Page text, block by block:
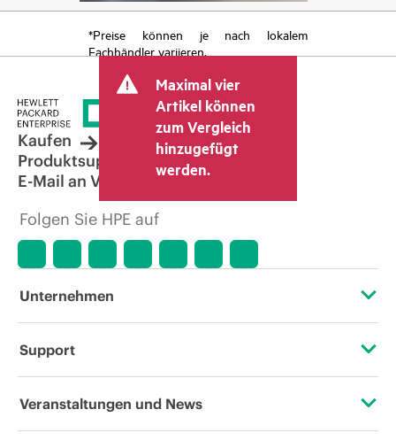
*Preise können je nach lokalem
Fachhändler variieren.
Maximal vier
Artikel können
zum Vergleich
hinzugefügt
werden.
Kaufen
Produktsupport
E-Mail an Vertrieb
Folgen Sie HPE auf
Unternehmen
Über HPE
Support
Operational Support Services
Veranstaltungen und News